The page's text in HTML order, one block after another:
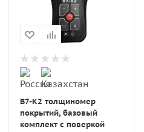
В7-К2 толщиномер
покрытий, базовый
комплект с поверкой